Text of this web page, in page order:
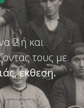
2 ή και
τους με
έκθεση.